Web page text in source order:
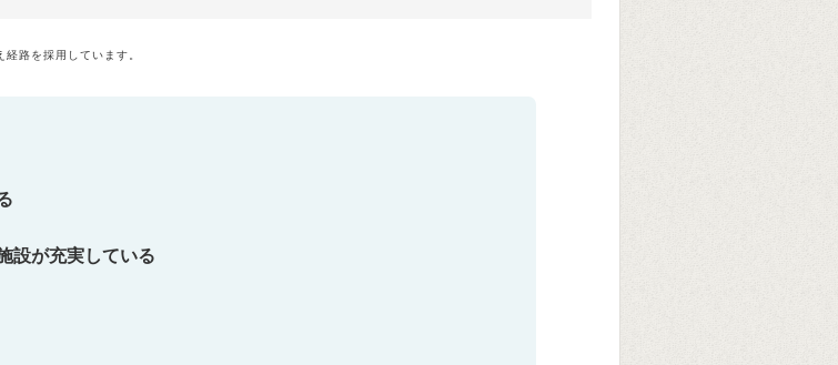
路を採用しています。
設が充実している